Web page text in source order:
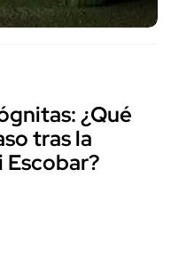
¿Qué
tras la